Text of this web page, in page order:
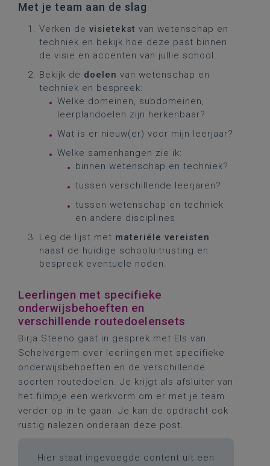
Met je team aan de slag
Verken de visietekst van wetenschap en
techniek en bekijk hoe deze past binnen
de visie en accenten van jullie school.
Bekijk de doelen van wetenschap en
techniek en bespreek:
Welke domeinen, subdomeinen,
leerplandoelen zijn herkenbaar?
Wat is er nieuw(er) voor mijn leerjaar?
Welke samenhangen zie ik:
binnen wetenschap en techniek?
tussen verschillende leerjaren?
tussen wetenschap en techniek
en andere disciplines
Leg de lijst met materiële vereisten
naast de huidige schooluitrusting en
bespreek eventuele noden.
Leerlingen met specifieke
onderwijsbehoeften en
verschillende routedoelensets
Birja Steeno gaat in gesprek met Els van
Schelvergem over leerlingen met specifieke
onderwijsbehoeften en de verschillende
soorten routedoelen. Je krijgt als afsluiter van
het filmpje een werkvorm om er met je team
verder op in te gaan. Je kan de opdracht ook
rustig nalezen onderaan deze post.
Hier staat ingevoegde content uit een